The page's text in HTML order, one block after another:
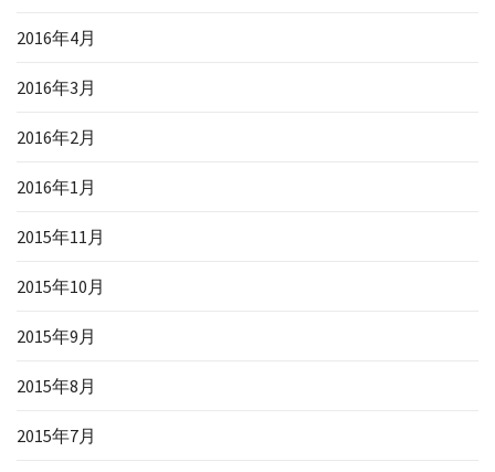
2016年4月
2016年3月
2016年2月
2016年1月
2015年11月
2015年10月
2015年9月
2015年8月
2015年7月